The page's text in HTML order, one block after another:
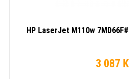
HP LaserJet M110w
3 087